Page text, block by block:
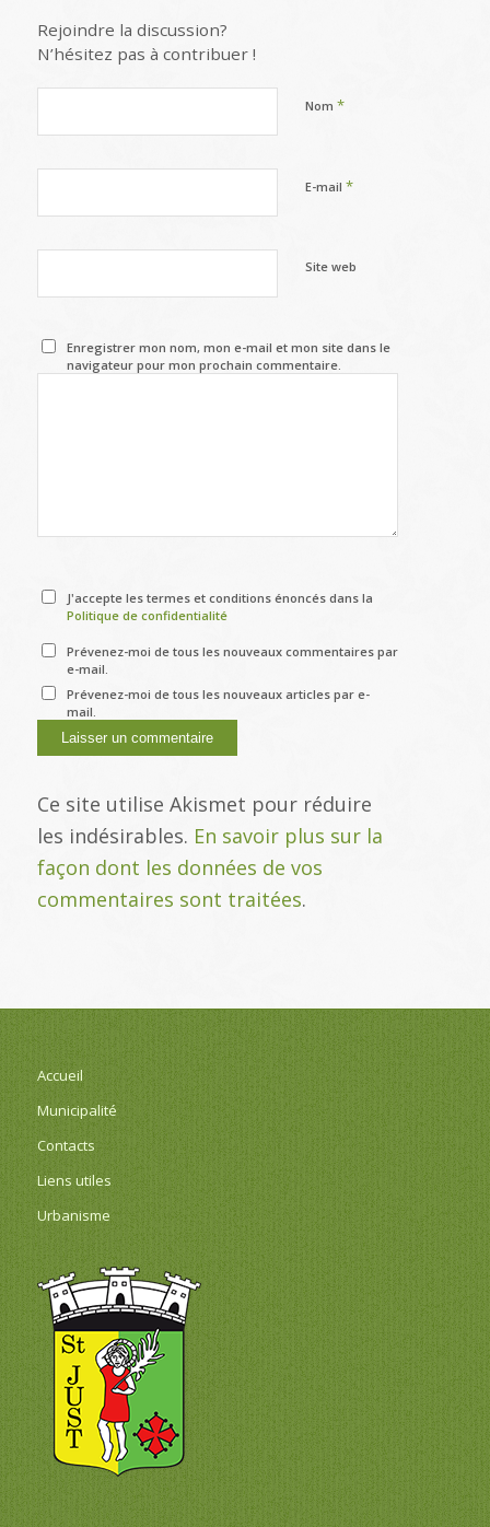
Rejoindre la discussion?
N’hésitez pas à contribuer !
Nom *
E-mail *
Site web
Enregistrer mon nom, mon e-mail et mon site dans le
navigateur pour mon prochain commentaire.
J'accepte les termes et conditions énoncés dans la
Politique de confidentialité
Prévenez-moi de tous les nouveaux commentaires par
e-mail.
Prévenez-moi de tous les nouveaux articles par e-
mail.
Ce site utilise Akismet pour réduire
les indésirables. En savoir plus sur la
façon dont les données de vos
commentaires sont traitées.
Accueil
Municipalité
Contacts
Liens utiles
Urbanisme